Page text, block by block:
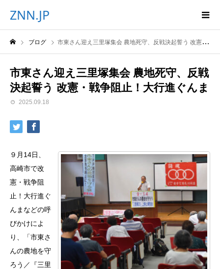
ZNN.JP
ブログ 市東さん迎え三里塚集会 農地死守、反戦決起誓う 改憲・戦争阻止！大行進ぐんま
市東さん迎え三里塚集会 農地死守、反戦
決起誓う 改憲・戦争阻止！大行進ぐんま
2025.09.18
９月14日、
高崎市で改
憲・戦争阻
止！大行進ぐ
んまなどの呼
びかけによ
り、「市東さ
んの農地を守
ろう／『三里